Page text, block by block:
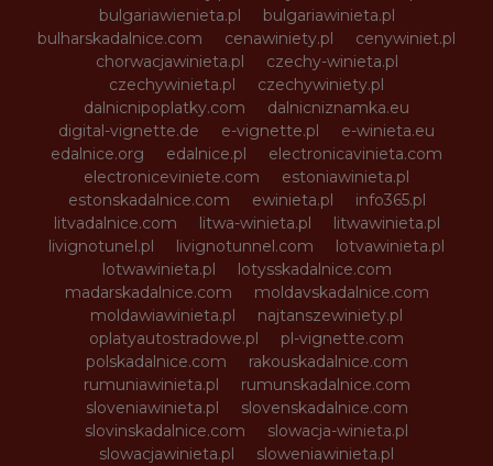
bulgariawienieta.pl
bulgariawinieta.pl
bulharskadalnice.com
cenawiniety.pl
cenywiniet.pl
chorwacjawinieta.pl
czechy-winieta.pl
czechywinieta.pl
czechywiniety.pl
dalnicnipoplatky.com
dalnicniznamka.eu
digital-vignette.de
e-vignette.pl
e-winieta.eu
edalnice.org
edalnice.pl
electronicavinieta.com
electroniceviniete.com
estoniawinieta.pl
estonskadalnice.com
ewinieta.pl
info365.pl
litvadalnice.com
litwa-winieta.pl
litwawinieta.pl
livignotunel.pl
livignotunnel.com
lotvawinieta.pl
lotwawinieta.pl
lotysskadalnice.com
madarskadalnice.com
moldavskadalnice.com
moldawiawinieta.pl
najtanszewiniety.pl
oplatyautostradowe.pl
pl-vignette.com
polskadalnice.com
rakouskadalnice.com
rumuniawinieta.pl
rumunskadalnice.com
sloveniawinieta.pl
slovenskadalnice.com
slovinskadalnice.com
slowacja-winieta.pl
slowacjawinieta.pl
sloweniawinieta.pl